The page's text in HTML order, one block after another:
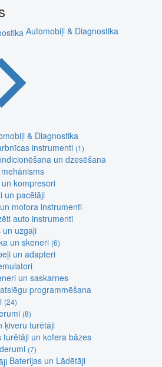
Automobiļi & Diagnostika
& Diagnostika
instrumenti (1)
un dzesēšana
un kompresori
un pacēlāji
motora instrumenti
auto instrumenti
un uzgaļi
un skeneri (6)
un adapteri
un saskarnes
programmēšana
(24)
(8)
ķiveru turētāji
turētāji un kofera bāzes
(7)
Baterijas un Lādētāji